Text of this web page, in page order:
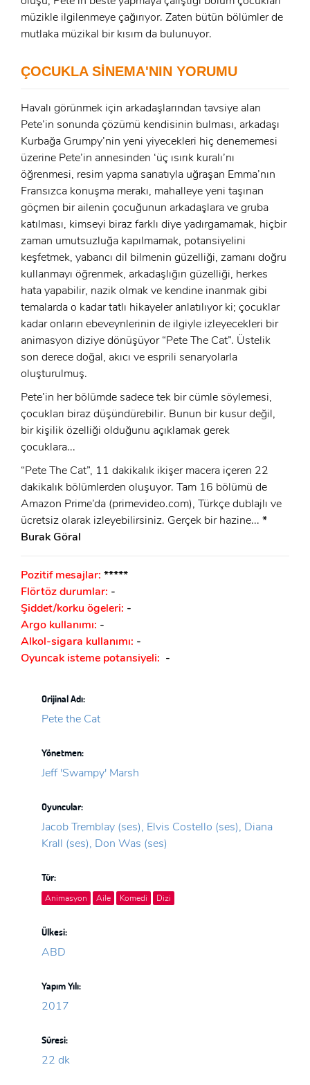
Şifre:
Beni Hatırla Şifremi Unuttum ?
GIRIŞ
ÜYE OL
E-Posta:
Şifre:
ÜYE OL
GIRIŞ
müzikle ilgilenmeye çağırıyor. Zaten bütün bölümler de
mutlaka müzikal bir kısım da bulunuyor.
ÇOCUKLA SİNEMA'NIN YORUMU
Havalı görünmek için arkadaşlarından tavsiye alan
Pete’in sonunda çözümü kendisinin bulması, arkadaşı
Kurbağa Grumpy’nin yeni yiyecekleri hiç denememesi
üzerine Pete’in annesinden ‘üç ısırık kuralı’nı
öğrenmesi, resim yapma sanatıyla uğraşan Emma’nın
Fransızca konuşma merakı, mahalleye yeni taşınan
göçmen bir ailenin çocuğunun arkadaşlara ve gruba
katılması, kimseyi biraz farklı diye yadırgamamak, hiçbir
zaman umutsuzluğa kapılmamak, potansiyelini
keşfetmek, yabancı dil bilmenin güzelliği, zamanı doğru
kullanmayı öğrenmek, arkadaşlığın güzelliği, herkes
hata yapabilir, nazik olmak ve kendine inanmak gibi
temalarda o kadar tatlı hikayeler anlatılıyor ki; çocuklar
kadar onların ebeveynlerinin de ilgiyle izleyecekleri bir
animasyon diziye dönüşüyor “Pete The Cat”. Üstelik
son derece doğal, akıcı ve esprili senaryolarla
oluşturulmuş.
Pete’in her bölümde sadece tek bir cümle söylemesi,
çocukları biraz düşündürebilir. Bunun bir kusur değil,
bir kişilik özelliği olduğunu açıklamak gerek
çocuklara...
“Pete The Cat”, 11 dakikalık ikişer macera içeren 22
dakikalık bölümlerden oluşuyor. Tam 16 bölümü de
Amazon Prime’da (primevideo.com), Türkçe dublajlı ve
ücretsiz olarak izleyebilirsiniz. Gerçek bir hazine... *
Burak Göral
Pozitif mesajlar: *****
Flörtöz durumlar: -
Şiddet/korku ögeleri: -
Argo kullanımı: -
Alkol-sigara kullanımı: -
Oyuncak isteme potansiyeli: -
Orijinal Adı:
Pete the Cat
Yönetmen:
Jeff 'Swampy' Marsh
Oyuncular:
Jacob Tremblay (ses), Elvis Costello (ses), Diana
Krall (ses), Don Was (ses)
Tür:
Animasyon Aile Komedi Dizi
Ülkesi:
ABD
Yapım Yılı:
2017
Süresi:
22 dk